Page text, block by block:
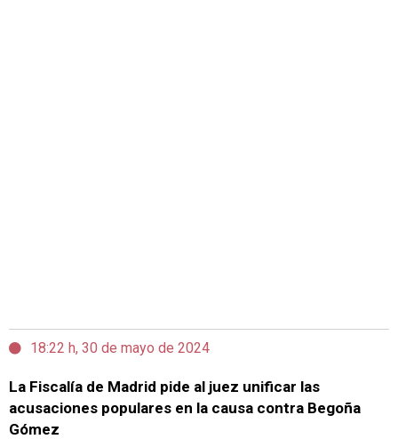
18:22 h, 30 de mayo de 2024
La Fiscalía de Madrid pide al juez unificar las
acusaciones populares en la causa contra Begoña
Gómez